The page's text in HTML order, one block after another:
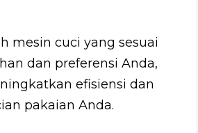
mesin cuci yang sesuai
dan preferensi Anda,
efisiensi dan
pakaian Anda.